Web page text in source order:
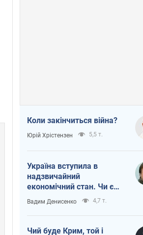
Коли закінчиться війна?
Юрій Хрістензен 5,5 т.
Україна вступила в
надзвичайний
економічний стан. Чи є
світло вкінці тунелю?
Вадим Денисенко 4,7 т.
Чий буде Крим, той і